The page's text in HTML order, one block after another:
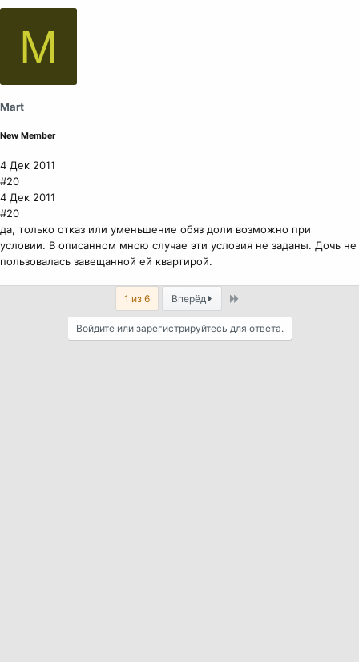
M
Mart
New Member
4 Дек 2011
#20
4 Дек 2011
#20
да, только отказ или уменьшение обяз доли возможно при
условии. В описанном мною случае эти условия не заданы. Дочь не
пользовалась завещанной ей квартирой.
1 из 6 Вперёд
Войдите или зарегистрируйтесь для ответа.